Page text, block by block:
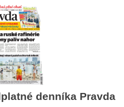
denníka Pravda